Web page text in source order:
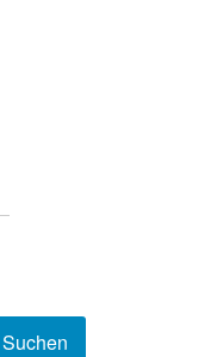
Suchen